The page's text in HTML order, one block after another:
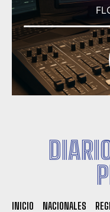
INICIO NACIONALES